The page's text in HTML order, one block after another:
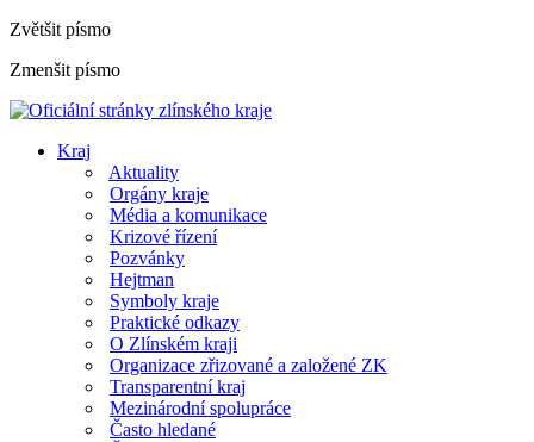
Zvětšit písmo
Zmenšit písmo
Kraj
Aktuality
Orgány kraje
Média a komunikace
Krizové řízení
Pozvánky
Hejtman
Symboly kraje
Praktické odkazy
O Zlínském kraji
Organizace zřizované a založené ZK
Transparentní kraj
Mezinárodní spolupráce
Často hledané